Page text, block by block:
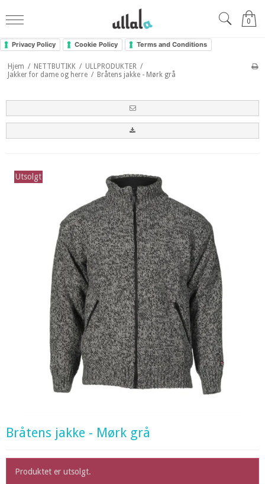
Privacy Policy Cookie Policy Terms and Conditions
0
Hjem / NETTBUTIKK / ULLPRODUKTER /
Jakker for dame og herre / Bråtens jakke - Mørk grå
Utsolgt
Bråtens jakke - Mørk grå
Produktet er utsolgt.